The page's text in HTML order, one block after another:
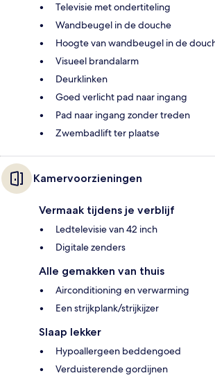
Televisie met ondertiteling
Wandbeugel in de douche
Hoogte van wandbeugel in de
Visueel brandalarm
Deurklinken
Goed verlicht pad naar ingang
Pad naar ingang zonder treden
Zwembadlift ter plaatse
Kamervoorzieningen
Vermaak tijdens je verblijf
Ledtelevisie van 42 inch
Digitale zenders
Alle gemakken van thuis
Airconditioning en verwarming
Een strijkplank/strijkijzer
Slaap lekker
Hypoallergeen beddengoed
Verduisterende gordijnen